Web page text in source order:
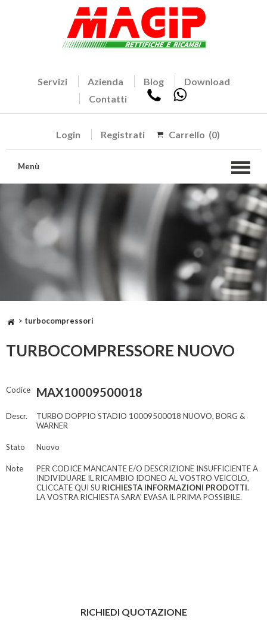
Servizi Azienda Blog
Download
Contatti
Login Registrati Carrello (0)
Menù
> turbocompressori
TURBOCOMPRESSORE NUOVO
Codice MAX10009500018
Descr.
TURBO DOPPIO STADIO 10009500018 NUOVO, BORG &
WARNER
Stato Nuovo
Note
PER CODICE MANCANTE E/O DESCRIZIONE INSUFFICIENTE A
INDIVIDUARE IL RICAMBIO IDONEO AL VOSTRO VEICOLO,
CLICCATE QUI SU RICHIESTA INFORMAZIONI PRODOTTI.
LA VOSTRA RICHIESTA SARA' EVASA IL PRIMA POSSIBILE.
RICHIEDI QUOTAZIONE